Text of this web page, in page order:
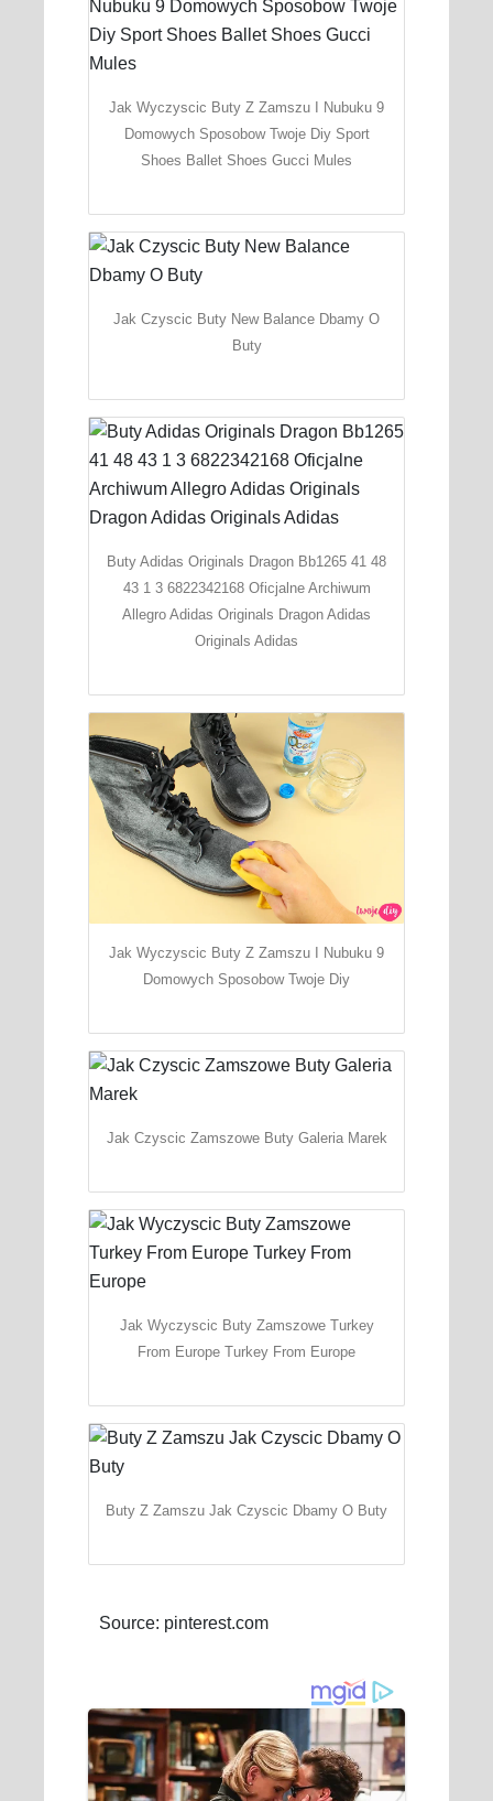
Jak Wyczyscic Buty Z Zamszu I Nubuku 9
Domowych Sposobow Twoje Diy Sport
Shoes Ballet Shoes Gucci Mules
Jak Czyscic Buty New Balance Dbamy O
Buty
Buty Adidas Originals Dragon Bb1265 41 48
43 1 3 6822342168 Oficjalne Archiwum
Allegro Adidas Originals Dragon Adidas
Originals Adidas
Jak Wyczyscic Buty Z Zamszu I Nubuku 9
Domowych Sposobow Twoje Diy
Jak Czyscic Zamszowe Buty Galeria Marek
Jak Wyczyscic Buty Zamszowe Turkey
From Europe Turkey From Europe
Buty Z Zamszu Jak Czyscic Dbamy O Buty
Source: pinterest.com